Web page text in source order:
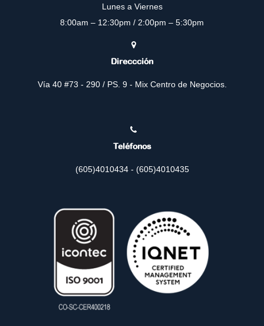
Lunes a Viernes
8:00am – 12:30pm / 2:00pm – 5:30pm
Direccción
Vía 40 #73 - 290 / PS. 9 - Mix Centro de Negocios.
Teléfonos
(605)4010434 - (605)4010435